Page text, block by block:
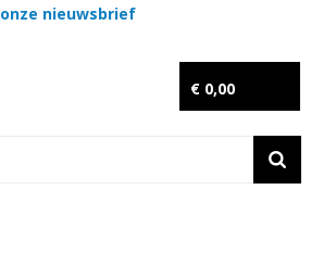
onze nieuwsbrief
€ 0,00